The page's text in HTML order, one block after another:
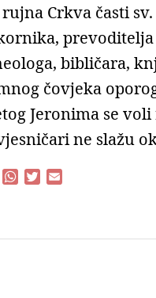
rujna Crkva časti
bibličara,
čovjeka
Jeronima se voli
ne slažu
W
s
t
l